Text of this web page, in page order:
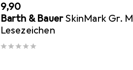
EUR
9,90
Barth & BauerSkinMark Gr. M
Lesezeichen